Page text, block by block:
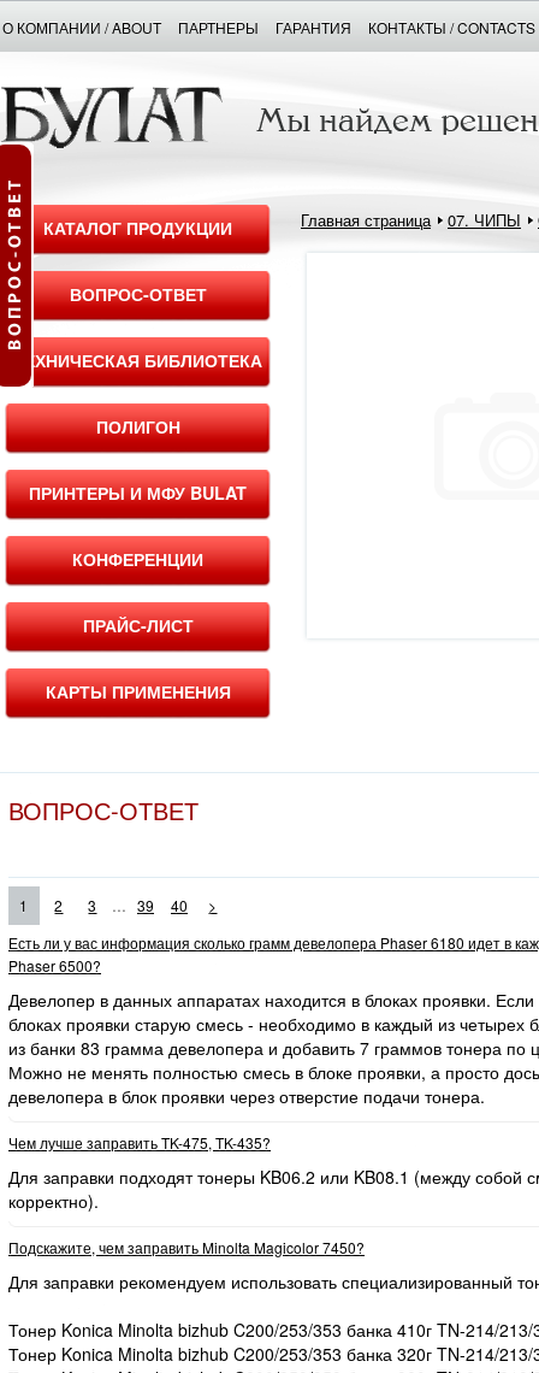
О КОМПАНИИ / ABOUT ПАРТНЕРЫ ГАРАНТИЯ КОНТАКТЫ / CONTACTS
КАТАЛОГ ПРОДУКЦИИ
ВОПРОС-ОТВЕТ
ТЕХНИЧЕСКАЯ БИБЛИОТЕКА
ПОЛИГОН
ПРИНТЕРЫ И МФУ BULAT
КОНФЕРЕНЦИИ
ПРАЙС-ЛИСТ
КАРТЫ ПРИМЕНЕНИЯ
Главная страница 07. ЧИПЫ
ВОПРОС-ОТВЕТ
1 2 3 ... 39 40
>
Есть ли у вас информация сколько грамм девелопера Phaser 6180 идет в
Phaser 6500?
Девелопер в данных аппаратах находится в блоках проявки.
блоках проявки старую смесь - необходимо в каждый из четырех
из банки 83 грамма девелопера и добавить 7 граммов тонера по
Можно не менять полностью смесь в блоке проявки, а просто
девелопера в блок проявки через отверстие подачи тонера.
Чем лучше заправить TK-475, TK-435?
Для заправки подходят тонеры KB06.2 или KB08.1 (между собой
корректно).
Подскажите, чем заправить Minolta Magicolor 7450?
Для заправки рекомендуем использовать специализированный
Тонер Konica Minolta bizhub C200/253/353 банка 410г TN-214/
Тонер Konica Minolta bizhub C200/253/353 банка 320г TN-214/